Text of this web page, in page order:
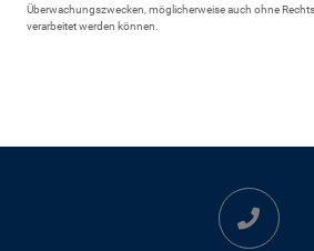
Überwachungszwecken, möglicherweise auch ohne
verarbeitet werden können.